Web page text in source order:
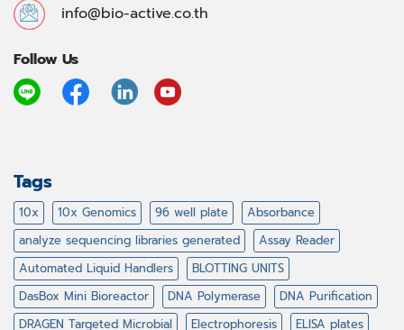
info@bio-active.co.th
Follow Us
Tags
10x 10x Genomics 96 well plate
Absorbance
analyze sequencing libraries generated
Assay Reader
Automated Liquid Handlers
BLOTTING UNITS
DasBox Mini Bioreactor
DNA Polymerase
DNA Purification
DRAGEN Targeted Microbial
Electrophoresis
ELISA plates